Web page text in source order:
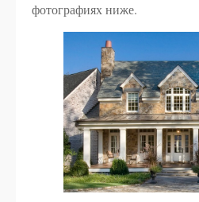
фотографиях ниже.